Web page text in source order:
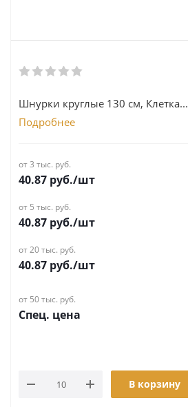
Шнурки круглые 130 см, Клетка...
Подробнее
от 3 тыс. руб.
40.87 руб./шт
от 5 тыс. руб.
40.87 руб./шт
от 20 тыс. руб.
40.87 руб./шт
от 50 тыс. руб.
Спец. цена
В корзину